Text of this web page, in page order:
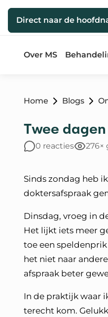
Direct naar de inhoud
Direct naar de
Over MS
Home Blogs
Twee
0 reacties 276×
Sinds zondag heb
doktersafspraak
Dinsdag, vroeg in
Het lijkt iets meer
toe een
het niet naar
afspraak beter
In de praktijk waar
terecht kom.